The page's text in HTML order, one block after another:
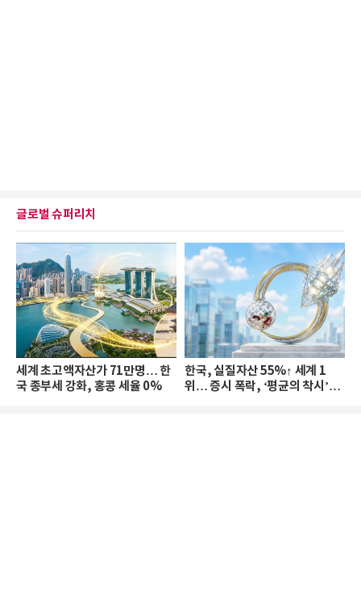
글로벌 슈퍼리치
세계 초고액자산가 71만명… 한
국 종부세 강화, 홍콩 세율 0%
한국, 실질자산 55%↑ 세계 1
위… 증시 폭락, ‘평균의 착시’와